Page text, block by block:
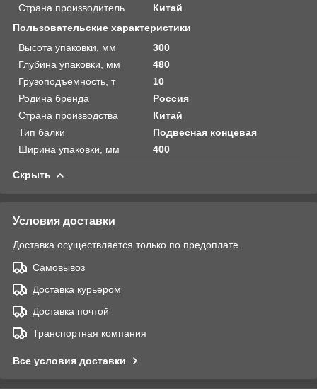
Страна производитель
Китай
Пользовательские характеристики
Высота упаковки, мм
300
Глубина упаковки, мм
480
Грузоподъемность, т
10
Родина бренда
Россия
Страна производства
Китай
Тип балки
Подвесная концевая
Ширина упаковки, мм
400
Скрыть
Условия доставки
Доставка осуществляется только по предоплате.
Самовывоз
Доставка курьером
Доставка почтой
Транспортная компания
Все условия доставки